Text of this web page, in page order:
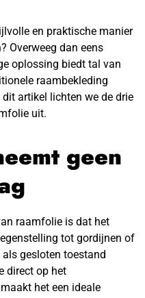
en praktische manier
Overweeg dan eens
oplossing biedt tal van
raambekleding
artikel lichten we de drie
uit.
geen
raamfolie is dat het
tot gordijnen of
gesloten toestand
direct op het
het een ideale